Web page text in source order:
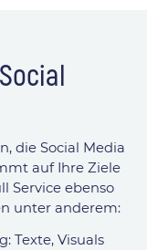
die Social Media
auf Ihre Ziele
Service ebenso
unter anderem:
Texte, Visuals